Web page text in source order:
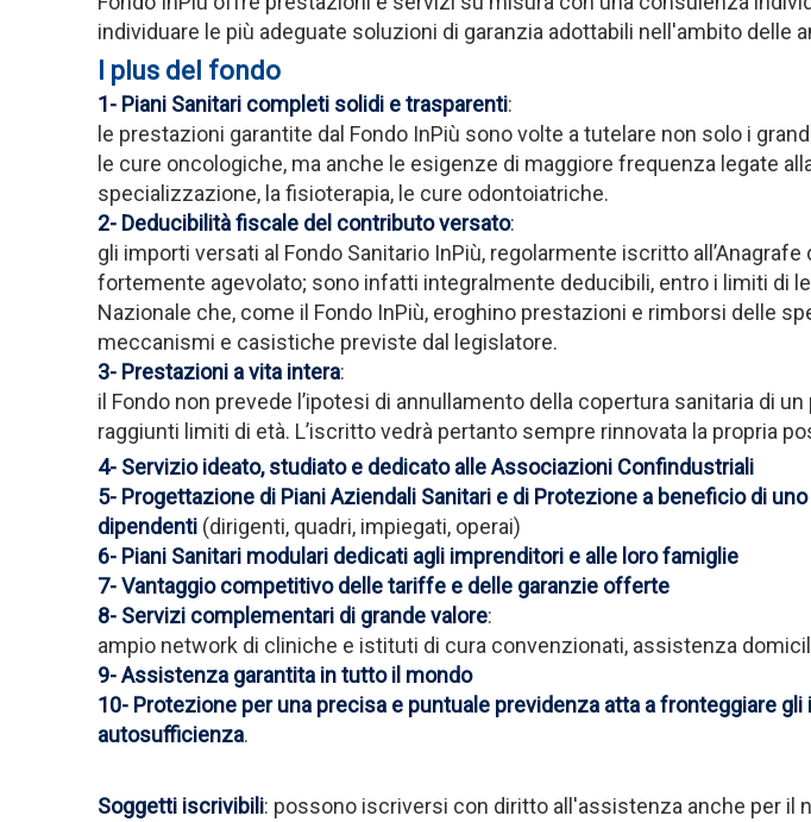
individuare le più adeguate soluzioni di garanzia adottabili nell'ambito delle
I plus del fondo
1- Piani Sanitari completi solidi e trasparenti:
le prestazioni garantite dal Fondo InPiù sono volte a tutelare non solo i
le cure oncologiche, ma anche le esigenze di maggiore frequenza legate
specializzazione, la fisioterapia, le cure odontoiatriche.
2- Deducibilità fiscale del contributo versato:
gli importi versati al Fondo Sanitario InPiù, regolarmente iscritto
fortemente agevolato; sono infatti integralmente deducibili, entro i limiti di
Nazionale che, come il Fondo InPiù, eroghino prestazioni e rimborsi delle
meccanismi e casistiche previste dal legislatore.
3- Prestazioni a vita intera:
il Fondo non prevede l’ipotesi di annullamento della copertura sanitaria di
raggiunti limiti di età. L’iscritto vedrà pertanto sempre rinnovata la propria
4- Servizio ideato, studiato e dedicato alle Associazioni Confindustriali
5- Progettazione di Piani Aziendali Sanitari e di Protezione a beneficio di
dipendenti (dirigenti, quadri, impiegati, operai)
6- Piani Sanitari modulari dedicati agli imprenditori e alle loro famiglie
7- Vantaggio competitivo delle tariffe e delle garanzie offerte
8- Servizi complementari di grande valore:
ampio network di cliniche e istituti di cura convenzionati, assistenza
9- Assistenza garantita in tutto il mondo
10- Protezione per una precisa e puntuale previdenza atta a fronteggiare
autosufficienza.
Soggetti iscrivibili: possono iscriversi con diritto all'assistenza anche per il